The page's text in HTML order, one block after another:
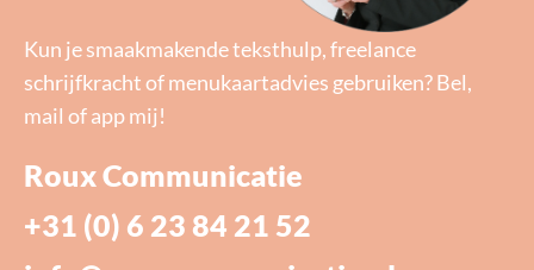
Kun je smaakmakende teksthulp, freelance
schrijfkracht of menukaartadvies gebruiken? Bel,
mail of app mij!
Roux Communicatie
+31 (0) 6 23 84 21 52